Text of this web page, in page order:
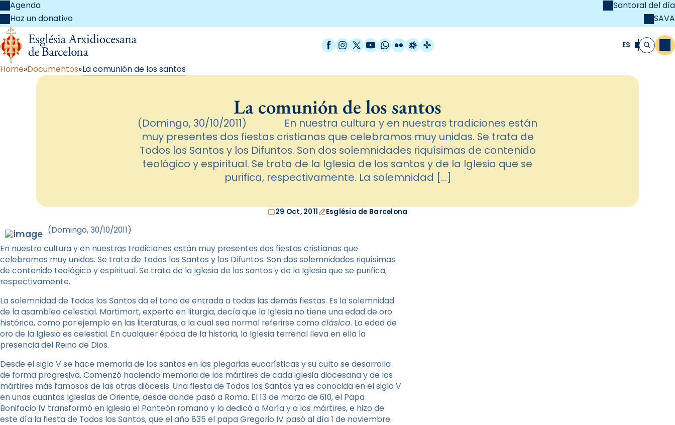
Agenda
Haz un donativo
Santoral del día
SAVA
Facebook
Instagram
X / Twitter
YouTube
WhatsApp
FlickrRadio Estel
Catalunya Cristiana ES Buscar
Home Documentos La comunión de los santos
La comunión de los santos
(Domingo, 30/10/2011) En nuestra cultura y en nuestras tradiciones están
muy presentes dos fiestas cristianas que celebramos muy unidas. Se trata de
Todos los Santos y los Difuntos. Son dos solemnidades riquísimas de contenido
teológico y espiritual. Se trata de la Iglesia de los santos y de la Iglesia que se
purifica, respectivamente. La solemnidad […]
29 Oct, 2011 Església de Barcelona
(Domingo, 30/10/2011)
En nuestra cultura y en nuestras tradiciones están muy presentes dos fiestas cristianas que
celebramos muy unidas. Se trata de Todos los Santos y los Difuntos. Son dos solemnidades riquísimas
de contenido teológico y espiritual. Se trata de la Iglesia de los santos y de la Iglesia que se purifica,
respectivamente.
La solemnidad de Todos los Santos da el tono de entrada a todas las demás fiestas. Es la solemnidad
de la asamblea celestial. Martimort, experto en liturgia, decía que la Iglesia no tiene una edad de oro
histórica, como por ejemplo en las literaturas, a la cual sea normal referirse como clásica. La edad de
oro de la Iglesia es celestial. En cualquier época de la historia, la Iglesia terrenal lleva en ella la
presencia del Reino de Dios.
Desde el siglo V se hace memoria de los santos en las plegarias eucarísticas y su culto se desarrolla
de forma progresiva. Comenzó haciendo memoria de los mártires de cada iglesia diocesana y de los
mártires más famosos de las otras diócesis. Una fiesta de Todos los Santos ya es conocida en el siglo V
en unas cuantas Iglesias de Oriente, desde donde pasó a Roma. El 13 de marzo de 610, el Papa
Bonifacio IV transformó en iglesia el Panteón romano y lo dedicó a María y a los mártires, e hizo de
este día la fiesta de Todos los Santos, que el año 835 el papa Gregorio IV pasó al día 1 de noviembre.